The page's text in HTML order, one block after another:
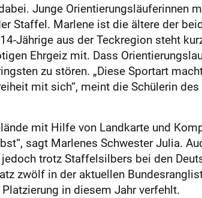
Junge Orientierungsläuferinnen
Staffel. Marlene ist die ältere der
Jährige aus der Teckregion steht
Ehrgeiz mit. Dass
zu stören. „Diese Sportart
mit sich“, meint die Schülerin des
mit Hilfe von Landkarte und
sagt Marlenes Schwester Julia.
trotz Staffelsilbers bei den
zwölf in der aktuellen
in diesem Jahr verfehlt.